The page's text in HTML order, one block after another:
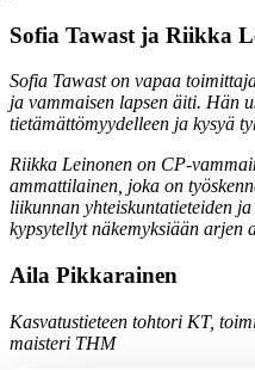
Sofia Tawast ja Riikka
Sofia Tawast on vapaa
ja vammaisen lapsen äiti. Hän
tietämättömyydelleen ja kysyä
Riikka Leinonen on CP-
ammattilainen, joka on
liikunnan yhteiskuntatieteiden
kypsytellyt näkemyksiään arjen
Aila Pikkarainen
Kasvatustieteen tohtori KT,
maisteri THM